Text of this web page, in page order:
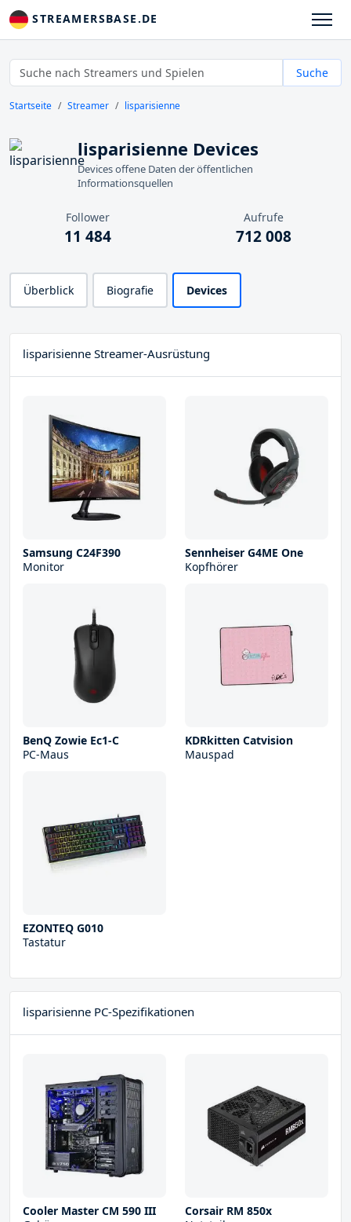
STREAMERSBASE.DE
Suche
Startseite Streamer lisparisienne
lisparisienne Devices
Devices offene Daten der öffentlichen
Informationsquellen
Follower
11 484
Aufrufe
712 008
Überblick Biografie Devices
lisparisienne Streamer-Ausrüstung
Samsung C24F390
Monitor
Sennheiser G4ME One
Kopfhörer
BenQ Zowie Ec1-C
PC-Maus
KDRkitten Catvision
Mauspad
EZONTEQ G010
Tastatur
lisparisienne PC-Spezifikationen
Cooler Master CM 590 III
Corsair RM 850x